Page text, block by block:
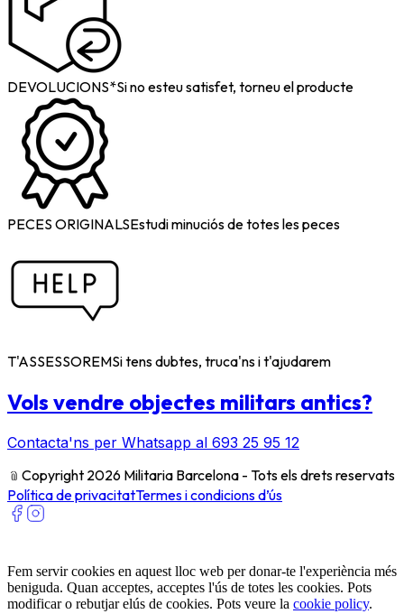
DEVOLUCIONS*Si no esteu satisfet, torneu el producte
PECES ORIGINALSEstudi minuciós de totes les peces
T'ASSESSOREMSi tens dubtes, truca'ns i t'ajudarem
Vols vendre objectes militars antics?
Contacta'ns per Whatsapp al 693 25 95 12
﹫ Copyright 2026 Militaria Barcelona - Tots els drets reservats
Política de privacitatTermes i condicions d’ús
Fem servir cookies en aquest lloc web per donar-te l'experiència més
beniguda. Quan acceptes, acceptes l'ús de totes les cookies. Pots
modificar o rebutjar elús de cookies. Pots veure la cookie policy.